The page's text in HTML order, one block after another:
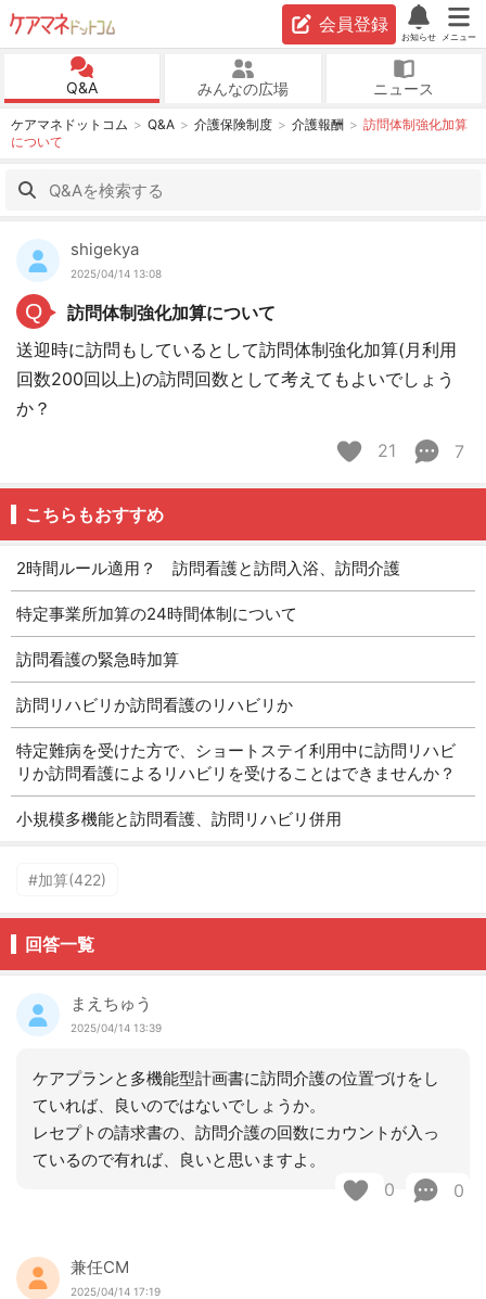
会員登録
お知らせ メニュー
Q&A みんなの広場 ニュース
ケアマネドットコム Q&A 介護保険制度 介護報酬
訪問体制強化加算
について
shigekya
2025/04/14 13:08
Q
訪問体制強化加算について
送迎時に訪問もしているとして訪問体制強化加算(月利用
回数200回以上)の訪問回数として考えてもよいでしょう
か？
21
7
こちらもおすすめ
2時間ルール適用？ 訪問看護と訪問入浴、訪問介護
特定事業所加算の24時間体制について
訪問看護の緊急時加算
訪問リハビリか訪問看護のリハビリか
特定難病を受けた方で、ショートステイ利用中に訪問リハビ
リか訪問看護によるリハビリを受けることはできませんか？
小規模多機能と訪問看護、訪問リハビリ併用
#加算(422)
回答一覧
まえちゅう
2025/04/14 13:39
ケアプランと多機能型計画書に訪問介護の位置づけをし
ていれば、良いのではないでしょうか。
レセプトの請求書の、訪問介護の回数にカウントが入っ
ているので有れば、良いと思いますよ。
0 0
兼任CM
2025/04/14 17:19